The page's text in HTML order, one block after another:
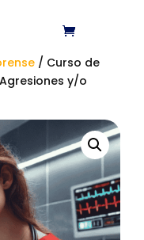
/ Curso de
y/o